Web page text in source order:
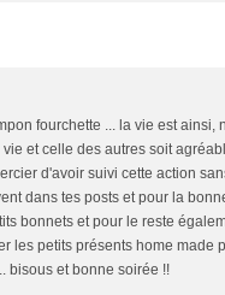
fourchette ... la vie est ainsi,
et celle des autres soit
d'avoir suivi cette action
dans tes posts et pour la
bonnets et pour le reste
les petits présents home made
bisous et bonne soirée !!